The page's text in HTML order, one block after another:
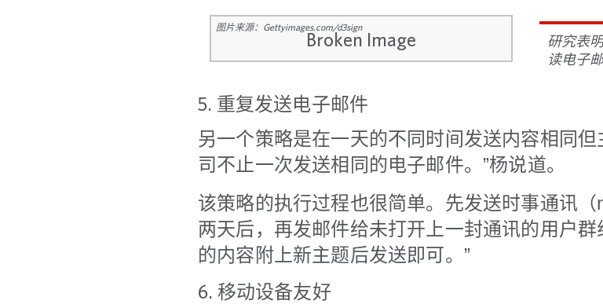
图片来源：Gettyimages.com/d3sign
研究表
读电子邮
5. 重复发送电子邮件
另一个策略是在一天的不同时间发送内容相同
司不止一次发送相同的电子邮件。”杨说道。
该策略的执行过程也很简单。先发送时事通讯
两天后，再发邮件给未打开上一封通讯的用户
的内容附上新主题后发送即可。”
6. 移动设备友好